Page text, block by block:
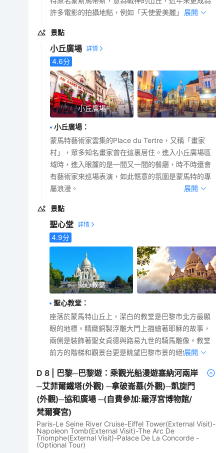
許多電影的拍攝地點，例如「天使愛美麗」。展開
景點
小丘廣場
4.6分
小丘廣場
小丘廣場 ：
蒙馬特藝術家雲集的Place du Tertre，又稱「畫家
村」，眾多知名畫家曾在這裏居住。進入小丘廣場區
域時，進入眼簾的是一間又一間的餐廳，時不時還會
有藝術家來巡場表演，如此愜意的氛圍是蒙馬特的專
屬浪漫。
展開
景點
聖心堂
4.9分
聖心教堂
聖心教堂 ：
座落於蒙馬特山丘上，潔白的教堂是巴黎市北方最顯
眼的地標。精緻銅製浮雕大門上描繪著耶穌的故事，
兩側是裝飾著聖女貞德與路易九世的騎馬雕像。教堂
前方的階梯和觀景台更是眺望巴黎市景的絕佳位置。
展開
D 8
巴黎─巴黎遊：乘觀光船漫遊塞納河兩岸
─艾菲爾鐵塔(外觀) ─拿破崙墓(外觀)─凱旋門
(外觀)─協和廣場 ─(自費參加:羅浮宮博物館/
梵爾賽宮)
Paris-Le Seine River Cruise-Eiffel Tower(External Visit)-
Napoleon Tomb(External Visit)-The Arc De
Triomphe(External Visit)-Palace De La Concorde -
(Optional Tour)